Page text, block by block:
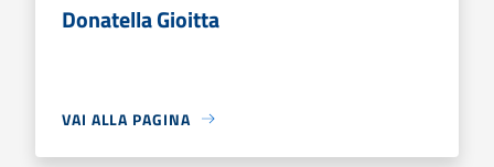
Donatella Gioitta
VAI ALLA PAGINA